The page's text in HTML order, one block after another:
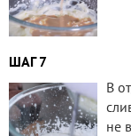
ШАГ 7
В
не